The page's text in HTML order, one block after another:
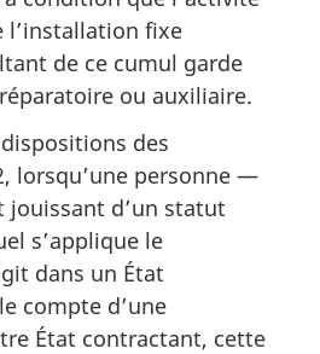
l’installation fixe
de ce cumul garde
ou auxiliaire.
des
lorsqu’une personne —
jouissant d’un statut
s’applique le
dans un État
compte d’une
État contractant, cette